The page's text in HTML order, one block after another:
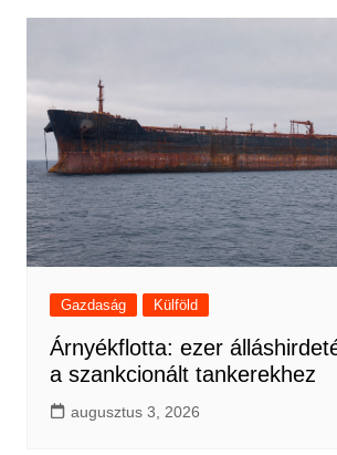
Gazdaság Külföld
Árnyékflotta: ezer
a szankcionált tankerekhez
augusztus 3, 2026